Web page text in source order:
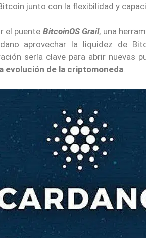
junto con la flexibilidad y
el puente BitcoinOS Grail, una
aprovechar la liquidez de
sería clave para abrir nuevas
evolución de la criptomoneda.